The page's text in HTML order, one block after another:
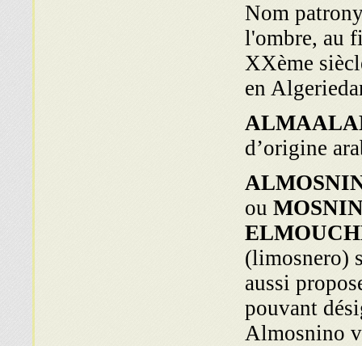
Nom
l'ombre, au
XXème
en
d’origine
ou
(limosnero)
aussi
pouvant
Almosnino